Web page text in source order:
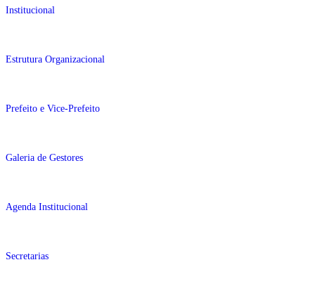
Institucional
Estrutura Organizacional
Prefeito e Vice-Prefeito
Galeria de Gestores
Agenda Institucional
Secretarias